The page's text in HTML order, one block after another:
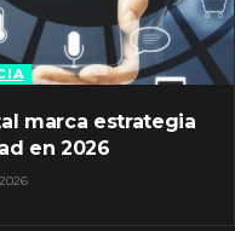
marca estrategia
en 2026